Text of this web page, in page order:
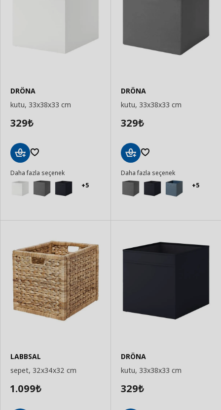
DRÖNA
kutu, 33x38x33 cm
329₺
Ekle
Daha fazla seçenek
+5
DRÖNA
kutu, 33x38x33 cm
329₺
Ekle
Daha fazla seçenek
+5
LABBSAL
sepet, 32x34x32 cm
1.099₺
DRÖNA
kutu, 33x38x33 cm
329₺